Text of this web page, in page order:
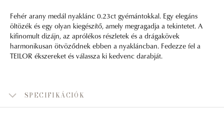
Fehér arany medál nyaklánc 0.23ct gyémántokkal. Egy elegáns
öltözék és egy olyan kiegészítő, amely megragadja a tekintetet. A
kifinomult dizájn, az aprólékos részletek és a drágakövek
harmonikusan ötvöződnek ebben a nyakláncban. Fedezze fel a
TEILOR ékszereket és válassza ki kedvenc darabját.
SPECIFIKÁCIÓK